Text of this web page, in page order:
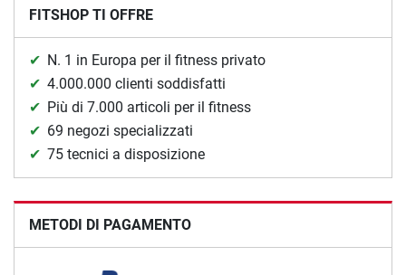
FITSHOP TI OFFRE
N. 1 in Europa per il fitness privato
4.000.000 clienti soddisfatti
Più di 7.000 articoli per il fitness
69 negozi specializzati
75 tecnici a disposizione
METODI DI PAGAMENTO